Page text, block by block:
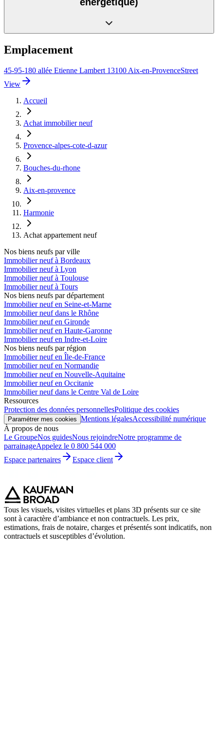
Emplacement
45-95-180 allée Etienne Lambert 13100 Aix-en-ProvenceStreet
View
Accueil
Achat immobilier neuf
Provence-alpes-cote-d-azur
Bouches-du-rhone
Aix-en-provence
Harmonie
Achat appartement neuf
Nos biens neufs par ville
Immobilier neuf à Bordeaux
Immobilier neuf à Lyon
Immobilier neuf à Toulouse
Immobilier neuf à Tours
Nos biens neufs par département
Immobilier neuf en Seine-et-Marne
Immobilier neuf dans le Rhône
Immobilier neuf en Gironde
Immobilier neuf en Haute-Garonne
Immobilier neuf en Indre-et-Loire
Nos biens neufs par région
Immobilier neuf en Île-de-France
Immobilier neuf en Normandie
Immobilier neuf en Nouvelle-Aquitaine
Immobilier neuf en Occitanie
Immobilier neuf dans le Centre Val de Loire
Ressources
Protection des données personnellesPolitique des cookies
Paramétrer mes cookies Mentions légalesAccessibilité numérique
À propos de nous
Le GroupeNos guidesNous rejoindreNotre programme de
parrainageAppelez le 0 800 544 000
Espace partenaires
Espace client
Tous les visuels, visites virtuelles et plans 3D présents sur ce site
sont à caractère d’ambiance et non contractuels. Les prix,
estimations, frais de notaire, charges et présentés sont indicatifs, non
contractuels et susceptibles d’évolution.